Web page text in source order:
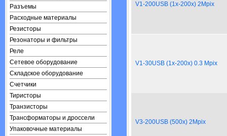
Разъемы
Расходные материалы
Резисторы
Резонаторы и фильтры
Реле
Сетевое оборудование
Складское оборудование
Счетчики
Тиристоры
Транзисторы
Трансформаторы и дроссели
Упаковочные материалы
V1-200USB (1x-200x) 2Mpix
V1-30USB (1x-200x) 0.3 Mpix
V3-200USB (500x) 2Mpix